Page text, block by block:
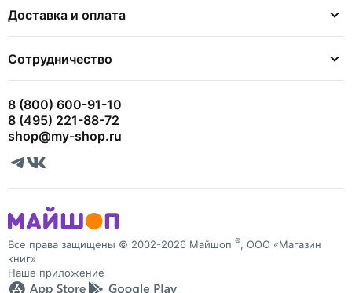
Доставка и оплата
Сотрудничество
8 (800) 600-91-10
8 (495) 221-88-72
shop@my-shop.ru
Все права защищены © 2002-2026 Майшоп ®, ООО «Магазин
книг»
Наше приложение